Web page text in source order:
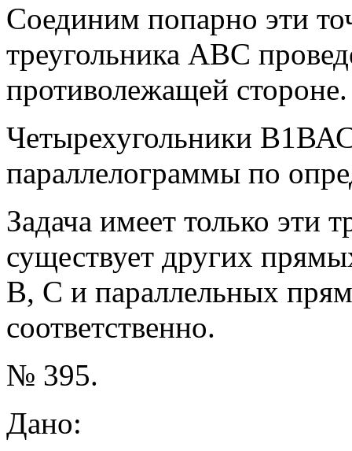
Соединим попарно эти
треугольника АВС
противолежащей стороне.
Четырехугольники
параллелограммы по
Задача имеет только эти
существует других
В, С и параллельных
соответственно.
№ 395.
Дано: